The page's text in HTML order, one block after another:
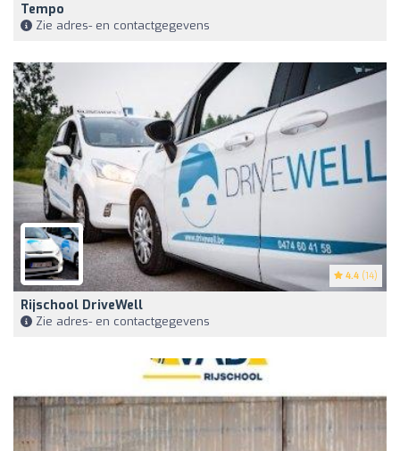
Tempo
Zie adres- en contactgegevens
4.4 (14)
Rijschool DriveWell
Zie adres- en contactgegevens